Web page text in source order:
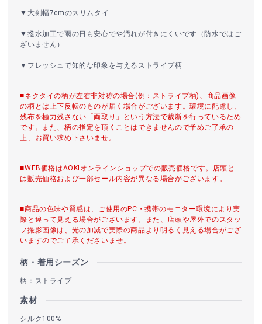
▼大剣幅7cmのスリムタイ
▼撥水加工で雨の日も安心でや汚れが付きにくいです（防水ではご
ざいません）
▼フレッシュで知的な印象を与えるストライプ柄
■ネクタイの柄が左右非対称の場合(例：ストライプ柄)、商品画像
の柄とは上下反転のものが届く場合がございます。環境に配慮し、
残布を極力残さない「両取り」という方法で裁断を行っているため
です。また、柄の指定を頂くことはできませんので予めご了承の
上、お買い求め下さいませ。
■WEB価格はAOKIオンラインショップでの販売価格です。店頭と
は販売価格および一部セール内容が異なる場合がございます。
■商品の色味や質感は、ご使用のPC・携帯のモニター環境により実
際と違って見える場合がございます。また、店頭や屋外でのスタッ
フ撮影画像は、光の加減で実際の商品より明るく見える場合がござ
いますのでご了承くださいませ。
柄・着用シーズン
柄：ストライプ
素材
シルク100%